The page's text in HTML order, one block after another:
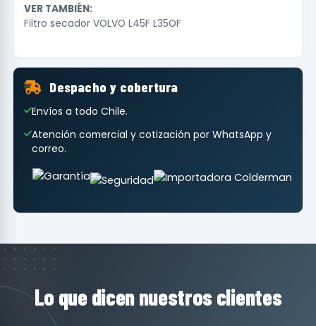
VER TAMBIÉN:
Filtro secador VOLVO L45F L35OF
Despacho y cobertura
Envíos a todo Chile.
Atención comercial y cotización por WhatsApp y
correo.
Lo que dicen nuestros clientes